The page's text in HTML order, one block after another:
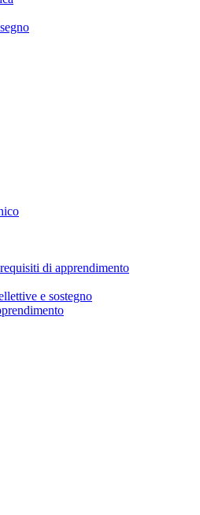
di apprendimento
e sostegno